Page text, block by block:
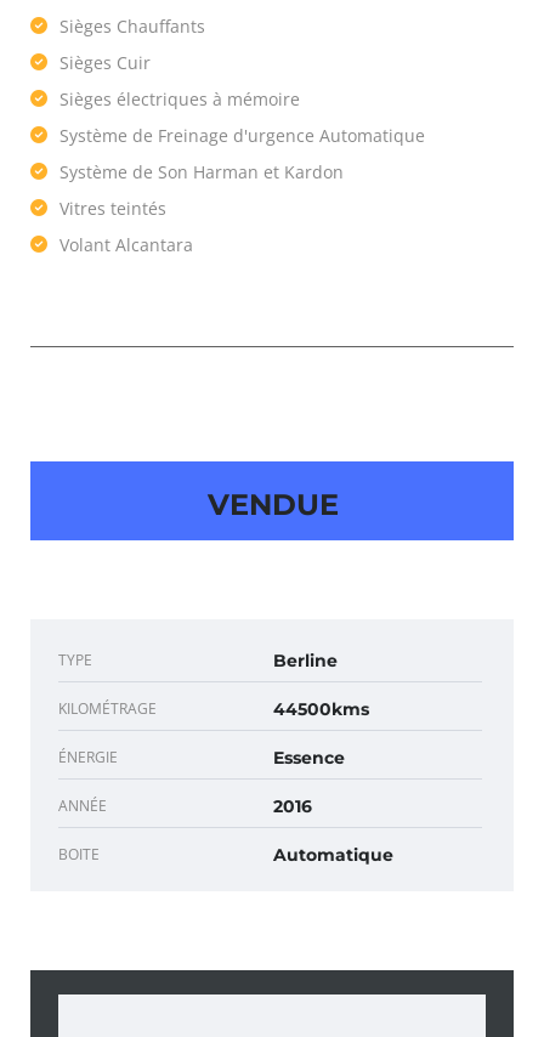
Sièges Chauffants
Sièges Cuir
Sièges électriques à mémoire
Système de Freinage d'urgence Automatique
Système de Son Harman et Kardon
Vitres teintés
Volant Alcantara
VENDUE
TYPE Berline
KILOMÉTRAGE 44500kms
ÉNERGIE Essence
ANNÉE 2016
BOITE Automatique